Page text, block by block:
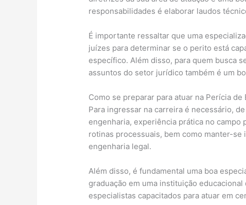
responsabilidades é elaborar laudos
É importante ressaltar que uma
juízes para determinar se o perito está
específico. Além disso, para quem busca
assuntos do setor jurídico também é um
Como se preparar para atuar na Perícia de
Para ingressar na carreira é necessário,
engenharia, experiência prática no
rotinas processuais, bem como manter-
engenharia legal.
Além disso, é fundamental uma boa
graduação em uma instituição
especialistas capacitados para atuar em